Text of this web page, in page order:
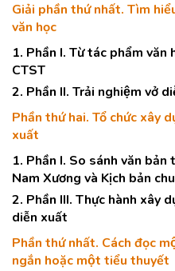
Giải phần thứ nhất. Tìm
văn học
1. Phần I. Từ tác phẩm văn
CTST
2. Phần II. Trải nghiệm vở
Phần thứ hai. Tổ chức xây
xuất
1. Phần I. So sánh văn
Nam Xương và Kịch bản
2. Phần III. Thực hành xây
diễn xuất
Phần thứ nhất. Cách đọc
ngắn hoặc một tiểu thuyết